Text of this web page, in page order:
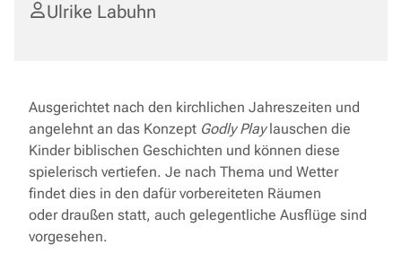
Ulrike Labuhn
Ausgerichtet nach den kirchlichen Jahreszeiten und
angelehnt an das Konzept Godly Playlauschen die
Kinder biblischen Geschichten und können diese
spielerisch vertiefen. Je nach Thema und Wetter
findet dies in den dafür vorbereiteten Räumen
oder draußen statt, auch gelegentliche Ausflüge sind
vorgesehen.